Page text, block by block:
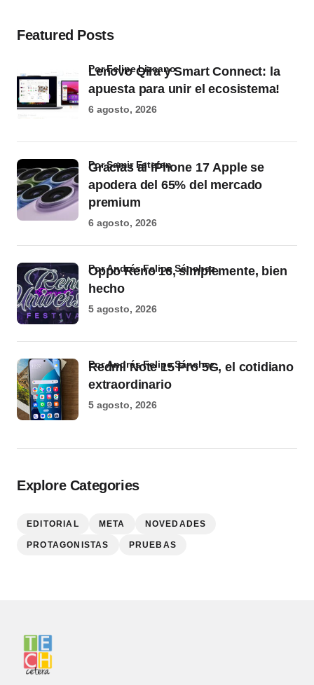
Featured Posts
Lenovo Qira y Smart Connect: la
apuesta para unir el ecosistema!
por Felipe Lizcano
6 agosto, 2026
Gracias al iPhone 17 Apple se
apodera del 65% del mercado
premium
por Samir Estefan
6 agosto, 2026
Oppo Reno 16, simplemente, bien
hecho
por Andrés Felipe Sánchez
5 agosto, 2026
Redmi Note 15 Pro 5G, el cotidiano
extraordinario
por Andrés Felipe Sánchez
5 agosto, 2026
Explore Categories
EDITORIAL META NOVEDADES
PROTAGONISTAS PRUEBAS